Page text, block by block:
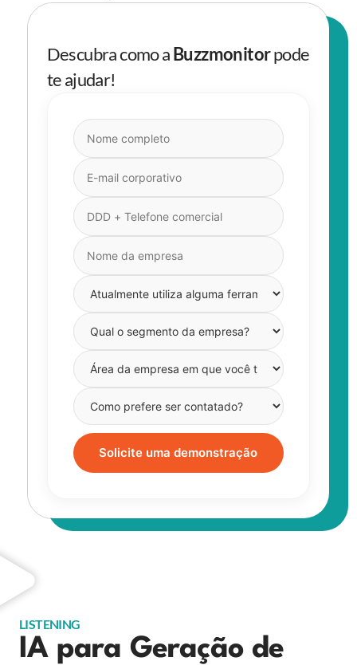
Descubra como aBuzzmonitorpode
te ajudar!
Solicite uma demonstração
LISTENING
IA para Geração de